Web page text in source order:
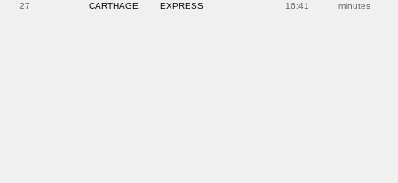
27 CARTHAGE EXPRESS 16:41 minutes